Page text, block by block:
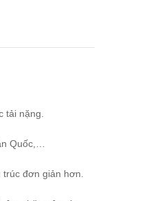
tải nặng.
Quốc,…
đơn giản hơn.